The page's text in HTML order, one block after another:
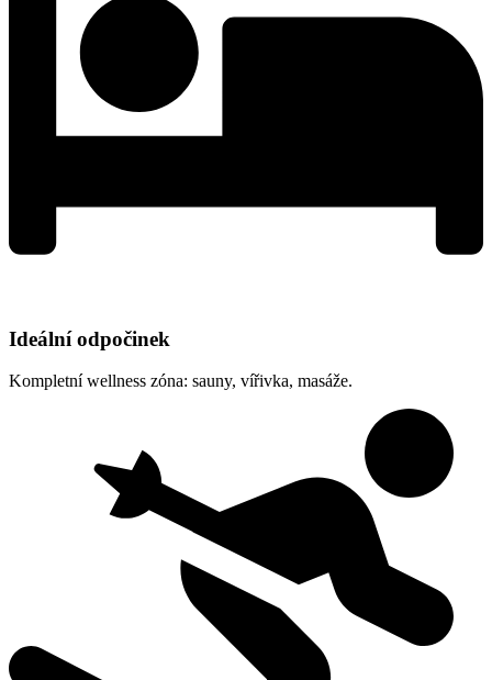
Ideální odpočinek
Kompletní wellness zóna: sauny, vířivka, masáže.